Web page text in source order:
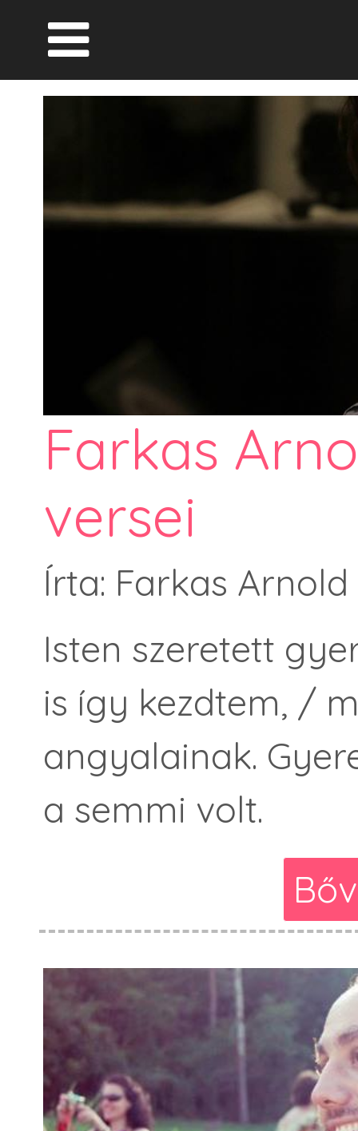
Farkas
versei
Írta: Farkas
Isten szeretett
is így kezdtem, /
angyalainak.
a semmi volt.